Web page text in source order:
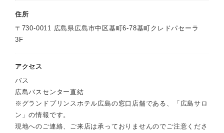
住所
〒730-0011 広島県広島市中区基町6-78基町クレドパセーラ
3F
アクセス
バス
広島バスセンター直結
※グランドプリンスホテル広島の窓口店舗である、「広島サロ
ン」の情報です。
現地へのご連絡、ご来店は承っておりませんのでご注意くださ